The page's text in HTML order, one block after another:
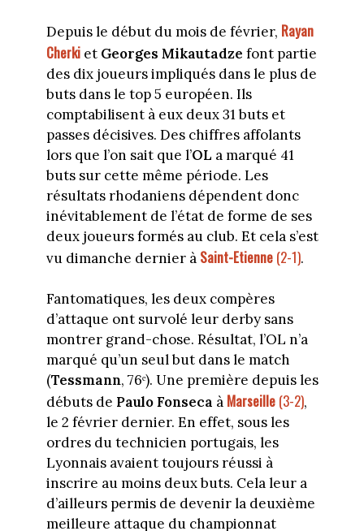
Depuis le début du mois de février, Rayan
Cherkiet Georges Mikautadze font partie
des dix joueurs impliqués dans le plus de
buts dans le top 5 européen. Ils
comptabilisent à eux deux 31 buts et
passes décisives. Des chiffres affolants
lors que l’on sait que l’OL a marqué 41
buts sur cette même période. Les
résultats rhodaniens dépendent donc
inévitablement de l’état de forme de ses
deux joueurs formés au club. Et cela s’est
vu dimanche dernier à Saint-Etienne(2-1).
Fantomatiques, les deux compères
d’attaque ont survolé leur derby sans
montrer grand-chose. Résultat, l’OL n’a
marqué qu’un seul but dans le match
(Tessmann, 76ᵉ). Une première depuis les
débuts de Paulo Fonseca à Marseille(3-2),
le 2 février dernier. En effet, sous les
ordres du technicien portugais, les
Lyonnais avaient toujours réussi à
inscrire au moins deux buts. Cela leur a
d’ailleurs permis de devenir la deuxième
meilleure attaque du championnat